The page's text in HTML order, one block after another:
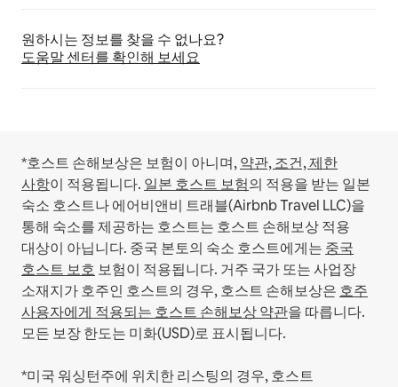
원하시는 정보를 찾을 수 없나요?
도움말 센터를 확인해 보세요
*호스트 손해보상은 보험이 아니며,약관, 조건, 제한
사항이 적용됩니다. 일본 호스트 보험의 적용을 받는 일본
숙소 호스트나 에어비앤비 트래블(Airbnb Travel LLC)을
통해 숙소를 제공하는 호스트는 호스트 손해보상 적용
대상이 아닙니다. 중국 본토의 숙소 호스트에게는 중국
호스트 보호 보험이 적용됩니다. 거주 국가 또는 사업장
소재지가 호주인 호스트의 경우, 호스트 손해보상은 호주
사용자에게 적용되는 호스트 손해보상 약관을 따릅니다.
모든 보장 한도는 미화(USD)로 표시됩니다.
*미국 워싱턴주에 위치한 리스팅의 경우, 호스트